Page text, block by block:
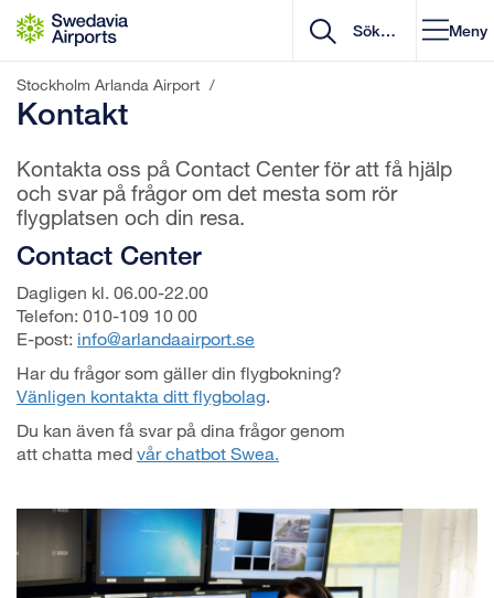
Gå till innehåll
Meny
Stockholm Arlanda Airport /
Kontakt
Kontakta oss på Contact Center för att få hjälp
och svar på frågor om det mesta som rör
flygplatsen och din resa.
Contact Center
Dagligen kl. 06.00-22.00
Telefon: 010-109 10 00
E-post: info@arlandaairport.se
Har du frågor som gäller din flygbokning?
Vänligen kontakta ditt flygbolag.
Du kan även få svar på dina frågor genom
att chatta med vår chatbot Swea.